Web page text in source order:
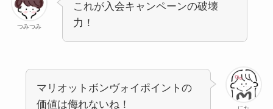
つみつみ
これが入会キャンペーンの破壊
力！
マリオットボンヴォイポイントの
価値は侮れないね！